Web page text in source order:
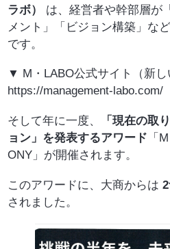
ラボ）
は、経営者や幹部層が
メント」「ビジョン構築」な
です。
▼ M・LABO公式サイト（新し
https://management-labo.com/
そして年に一度、
「現在の取
ョン」を発表するアワード 「
ONY」が開催されます。
このアワードに、大商からは
されました。